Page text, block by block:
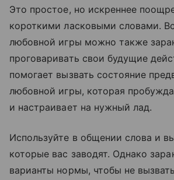
Это простое, но искреннее
короткими ласковыми словами.
любовной игры можно также
проговаривать свои будущие
помогает вызвать состояние
любовной игры, которая
и настраивает на нужный лад.
Используйте в общении слова и
которые вас заводят. Однако
варианты нормы, чтобы не